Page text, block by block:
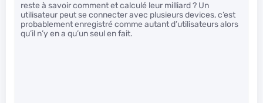
reste à savoir comment et calculé leur milliard ? Un
utilisateur peut se connecter avec plusieurs devices, c’est
probablement enregistré comme autant d’utilisateurs alors
qu’il n’y en a qu’un seul en fait.